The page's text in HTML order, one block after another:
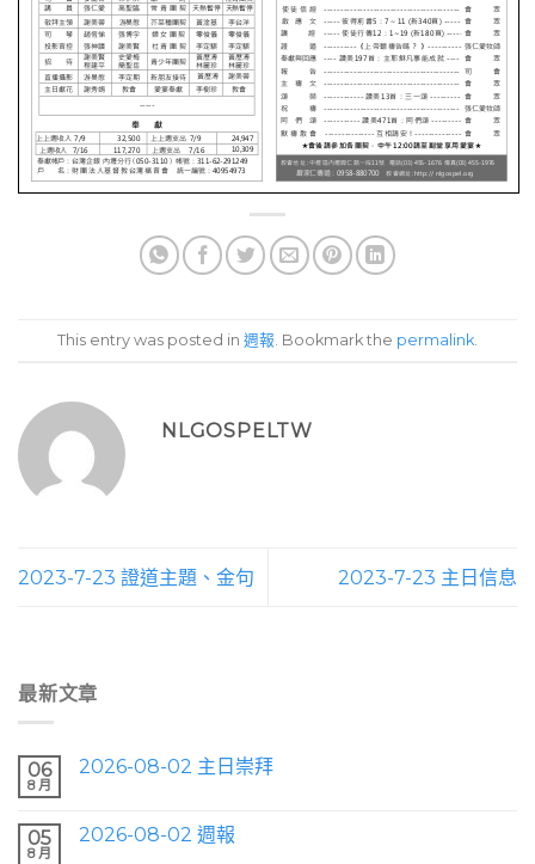
This entry was posted in 週報 . Bookmark the permalink
NLGOSPELTW
2023-7-23 證道主題、金句 2023-7-23 主日信息
最新文章
06
8 月
2026-08-02 主日崇拜
05
8 月
2026-08-02 週報